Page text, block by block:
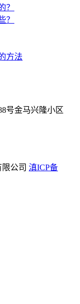
？
？
方法
号金马兴隆小区
公司 滇ICP备